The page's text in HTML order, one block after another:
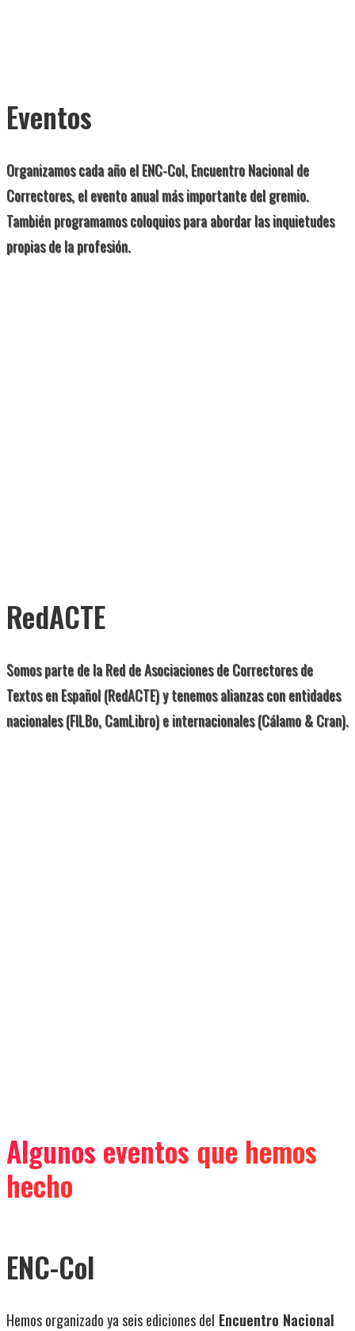
Eventos
Organizamos cada año el ENC-Col, Encuentro Nacional de
Correctores, el evento anual más importante del gremio.
También programamos coloquios para abordar las inquietudes
propias de la profesión.
RedACTE
Somos parte de la Red de Asociaciones de Correctores de
Textos en Español (RedACTE) y tenemos alianzas con entidades
nacionales (FILBo, CamLibro) e internacionales (Cálamo & Cran).
Algunos eventos que hemos
hecho
ENC-Col
Hemos organizado ya seis ediciones del Encuentro Nacional